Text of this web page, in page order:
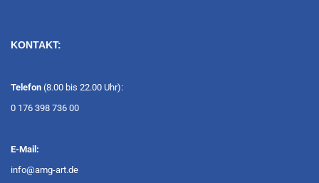
KONTAKT:
Telefon (8.00 bis 22.00 Uhr):
0 176 398 736 00
E-Mail:
info@amg-art.de